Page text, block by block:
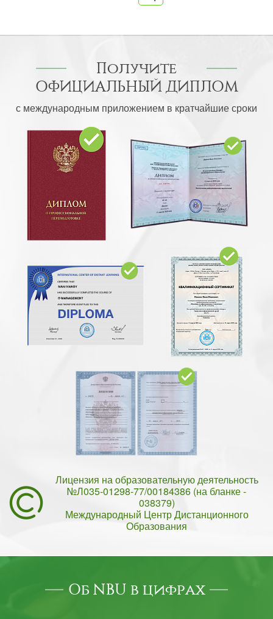
Получите
ОФИЦИАЛЬНЫЙ ДИПЛОМ
с международным приложением в кратчайшие сроки
Лицензия на образовательную деятельность
№Л035-01298-77/00184386 (на бланке -
038379)
Международный Центр Дистанционного
Образования
Об NBU в цифрах